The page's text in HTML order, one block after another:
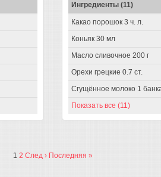
Ингредиенты (11)
Какао порошок 3 ч. л.
Коньяк 30 мл
Масло сливочное 200 г
Орехи грецкие 0.7 ст.
Сгущённое молоко 1
Показать все (11)
1 2 След › Последняя »